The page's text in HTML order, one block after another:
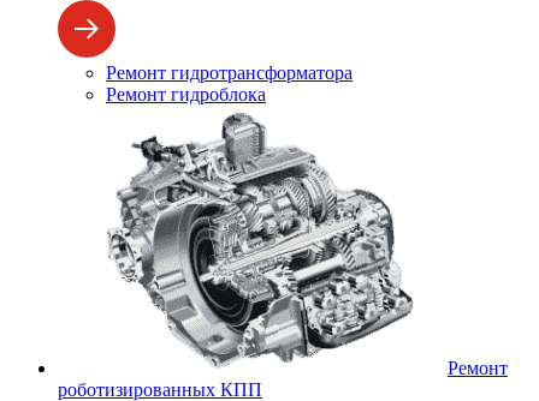
Ремонт гидротрансформатора
Ремонт гидроблока
Ремонт
роботизированных КПП